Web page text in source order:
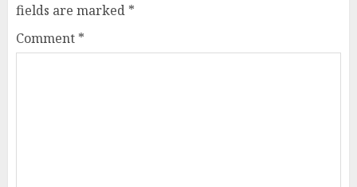
fields are marked *
Comment *